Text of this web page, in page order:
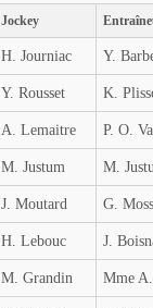
Jockey
H. Journiac Y.
Y. Rousset K.
A. Lemaitre P. O.
M. Justum M.
J. Moutard G.
H. Lebouc J.
M. Grandin Mme